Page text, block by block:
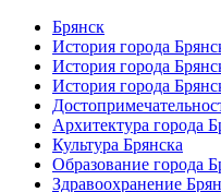
Брянск
История города
История города
История города
Архитектура города
Культура Брянска
Образование города
Здравоохранение